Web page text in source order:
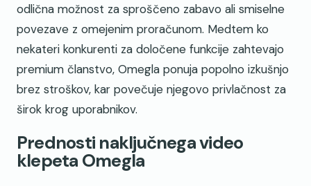
odlična možnost za sproščeno zabavo ali smiselne
povezave z omejenim proračunom. Medtem ko
nekateri konkurenti za določene funkcije zahtevajo
premium članstvo, Omegla ponuja popolno izkušnjo
brez stroškov, kar povečuje njegovo privlačnost za
širok krog uporabnikov.
Prednosti naključnega video
klepeta Omegla